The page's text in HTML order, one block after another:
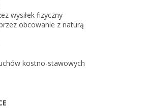
wysiłek fizyczny
obcowanie z naturą
kostno-stawowych